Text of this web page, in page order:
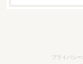
プライバシ